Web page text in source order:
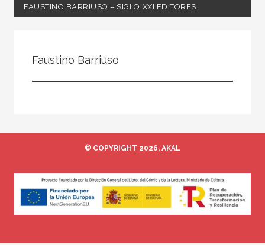
FAUSTINO BARRIUSO – SIGLO XXI EDITORES
Faustino Barriuso
© COPYRIGHT 2026, AKAL